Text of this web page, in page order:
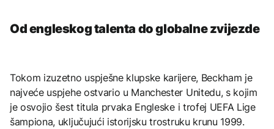
Od engleskog talenta do globalne zvijezde
Tokom izuzetno uspješne klupske karijere, Beckham je
najveće uspjehe ostvario u Manchester Unitedu, s kojim
je osvojio šest titula prvaka Engleske i trofej UEFA Lige
šampiona, uključujući istorijsku trostruku krunu 1999.